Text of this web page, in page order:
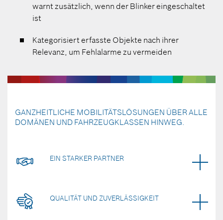
warnt zusätzlich, wenn der Blinker eingeschaltet
ist
Kategorisiert erfasste Objekte nach ihrer
Relevanz, um Fehlalarme zu vermeiden
GANZHEITLICHE MOBILITÄTSLÖSUNGEN ÜBER ALLE
DOMÄNEN UND FAHRZEUGKLASSEN HINWEG.
EIN STARKER PARTNER
QUALITÄT UND ZUVERLÄSSIGKEIT